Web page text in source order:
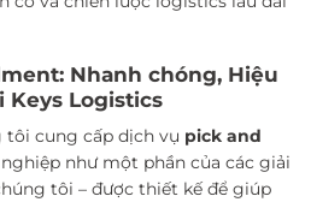
Nhanh chóng, Hiệu
Keys Logistics
tôi cung cấp dịch vụ pick and
như một phần của các giải
tôi – được thiết kế để giúp